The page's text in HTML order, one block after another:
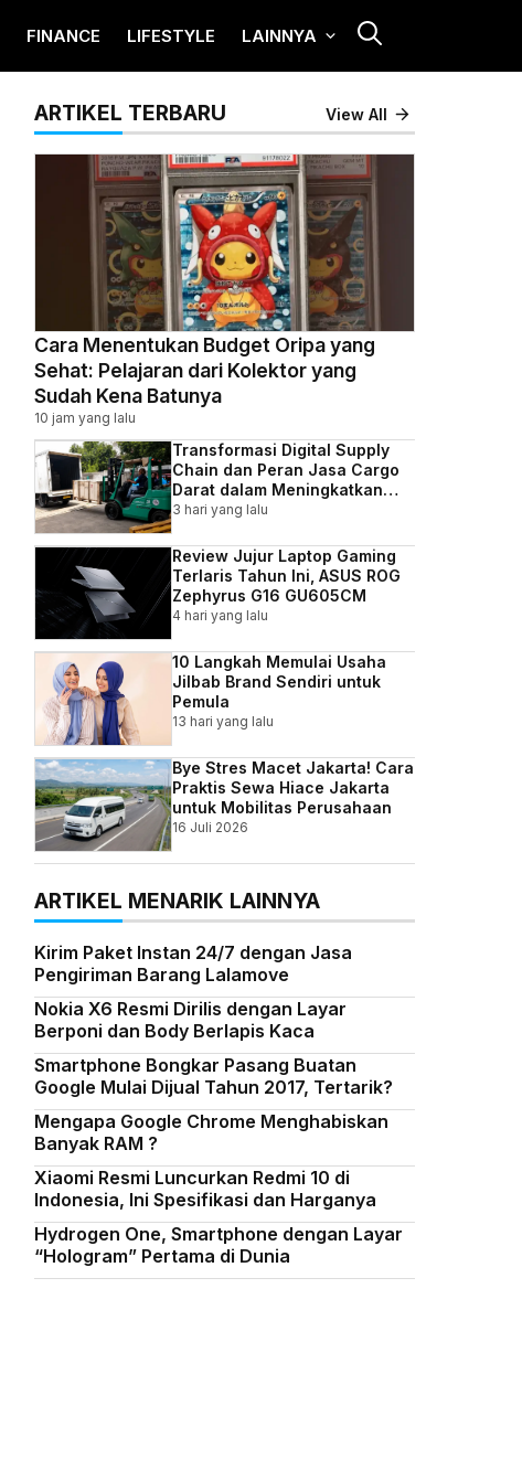
FINANCE LIFESTYLE LAINNYA
ARTIKEL TERBARU View All
Cara Menentukan Budget Oripa yang
Sehat: Pelajaran dari Kolektor yang
Sudah Kena Batunya
10 jam yang lalu
Transformasi Digital Supply
Chain dan Peran Jasa Cargo
Darat dalam Meningkatkan
Efisiensi Bisnis Indonesia
3 hari yang lalu
Review Jujur Laptop Gaming
Terlaris Tahun Ini, ASUS ROG
Zephyrus G16 GU605CM
4 hari yang lalu
10 Langkah Memulai Usaha
Jilbab Brand Sendiri untuk
Pemula
13 hari yang lalu
Bye Stres Macet Jakarta! Cara
Praktis Sewa Hiace Jakarta
untuk Mobilitas Perusahaan
16 Juli 2026
ARTIKEL MENARIK LAINNYA
Kirim Paket Instan 24/7 dengan Jasa
Pengiriman Barang Lalamove
Nokia X6 Resmi Dirilis dengan Layar
Berponi dan Body Berlapis Kaca
Smartphone Bongkar Pasang Buatan
Google Mulai Dijual Tahun 2017, Tertarik?
Mengapa Google Chrome Menghabiskan
Banyak RAM ?
Xiaomi Resmi Luncurkan Redmi 10 di
Indonesia, Ini Spesifikasi dan Harganya
Hydrogen One, Smartphone dengan Layar
“Hologram” Pertama di Dunia